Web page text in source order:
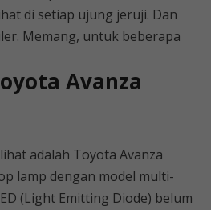
di setiap ujung jeruji. Dan
Memang, untuk beberapa
Avanza
adalah Toyota Avanza
lamp dengan model multi-
(Light Emitting Diode) belum